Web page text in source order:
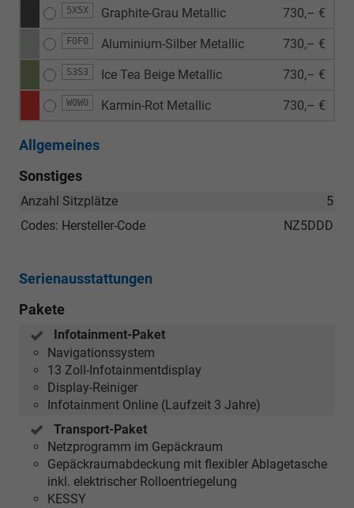
5X5X Graphite-Grau Metallic 730,– €
F0F0 Aluminium-Silber Metallic 730,– €
S3S3 Ice Tea Beige Metallic 730,– €
W0W0 Karmin-Rot Metallic 730,– €
Allgemeines
Sonstiges
5
Anzahl Sitzplätze
NZ5DDD
Codes: Hersteller-Code
Serienausstattungen
Pakete
Infotainment-Paket
Navigationssystem
13 Zoll-Infotainmentdisplay
Display-Reiniger
Infotainment Online (Laufzeit 3 Jahre)
Transport-Paket
Netzprogramm im Gepäckraum
Gepäckraumabdeckung mit flexibler Ablagetasche
inkl. elektrischer Rolloentriegelung
KESSY